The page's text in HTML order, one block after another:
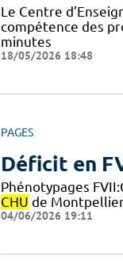
Le Centre
compétence des
minutes
18/05/2026 18:48
PAGES
Déficit en
Phénotypages
CHU de
04/06/2026 19:11